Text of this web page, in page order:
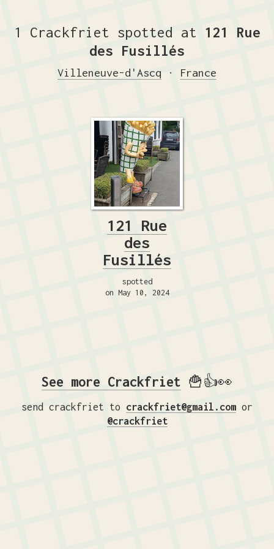
1 Crackfriet spotted at 121 Rue
des Fusillés
Villeneuve-d'Ascq · France
121 Rue
des
Fusillés
spotted
on May 10, 2024
See more Crackfriet 🍟👍👀
send crackfriet to crackfriet@gmail.com or
@crackfriet